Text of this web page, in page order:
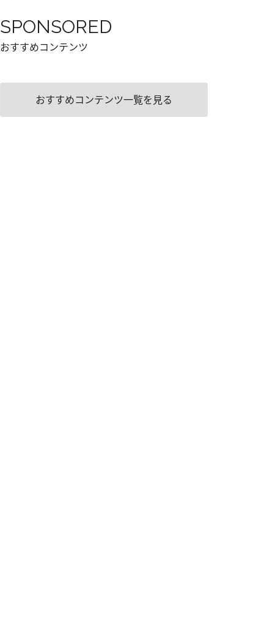
SPONSORED
おすすめコンテンツ
おすすめコンテンツ一覧を見る